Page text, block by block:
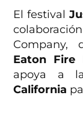
El festival
Company,
Eaton Fire
apoya a
California